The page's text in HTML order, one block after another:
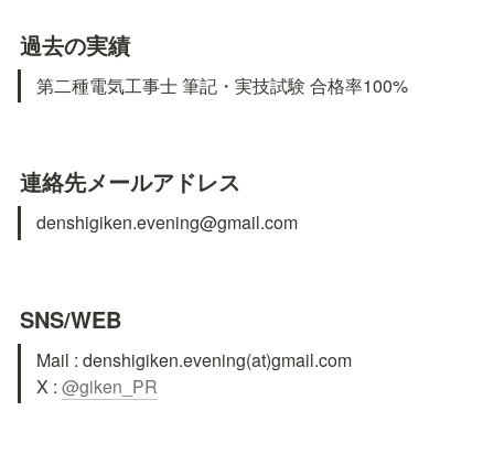
過去の実績
第二種電気工事士 筆記・実技試験 合格率100%
連絡先メールアドレス
denshigiken.evening@gmail.com
SNS/WEB
Mail : denshigiken.evening(at)gmail.com
X : @giken_PR